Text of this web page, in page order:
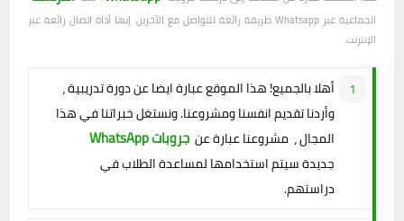
الجماعية عبر Whatsapp طريقة رائعة للتواصل مع الآخرين. إنها أداة اتصال رائعة عبر
الإنترنت.
أهلا بالجميع! هذا الموقع عبارة ايضا عن دورة تدريبية ،
وأردنا تقديم انفسنا ومشروعنا. ونستغل خبراتنا في هذا
المجال ، مشروعنا عبارة عن جروبات WhatsApp
جديدة سيتم استخدامها لمساعدة الطلاب في
دراستهم.